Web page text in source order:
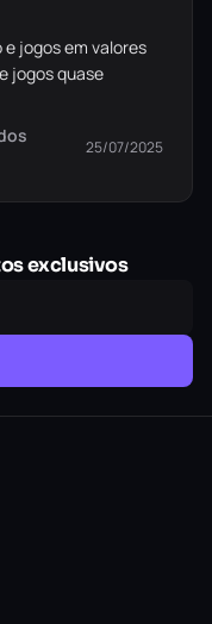
jogos em valores
jogos quase
25/07/2025
exclusivos